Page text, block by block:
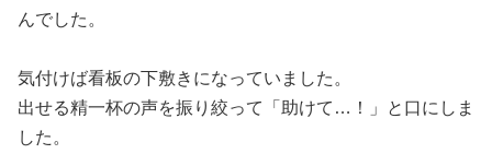
んでした。
気付けば看板の下敷きになっていました。
出せる精一杯の声を振り絞って「助けて…！」と口にしま
した。